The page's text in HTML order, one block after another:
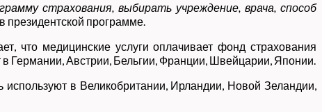
страхования, выбирать учреждение, врача, способ
президентской программе.
что медицинские услуги оплачивает фонд страхования
Германии, Австрии, Бельгии, Франции, Швейцарии, Японии.
в Великобритании, Ирландии, Новой Зеландии,